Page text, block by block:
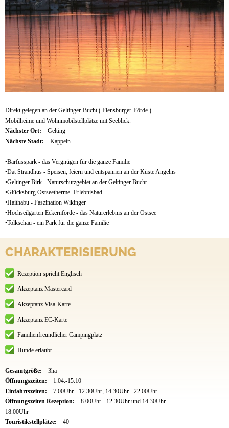
Direkt gelegen an der Geltinger-Bucht ( Flensburger-Förde )
Mobilheime und Wohnmobilstellplätze mit Seeblick.
Nächster Ort:
Gelting
Nächste Stadt:
Kappeln
•Barfusspark - das Vergnügen für die ganze Familie
•Dat Strandhus - Speisen, feiern und entspannen an der Küste Angelns
•Geltinger Birk - Naturschutzgebiet an der Geltinger Bucht
•Glücksburg Ostseetherme -Erlebnisbad
•Haithabu - Faszination Wikinger
•Hochseilgarten Eckernförde - das Naturerlebnis an der Ostsee
•Tolkschau - ein Park für die ganze Familie
CHARAKTERISIERUNG
Rezeption spricht Englisch
Akzeptanz Mastercard
Akzeptanz Visa-Karte
Akzeptanz EC-Karte
Familienfreundlicher Campingplatz
Hunde erlaubt
Gesamtgröße:
3ha
Öffnungszeiten:
1.04.-15.10
Einfahrtszeiten:
7.00Uhr - 12.30Uhr, 14.30Uhr - 22.00Uhr
Öffnungszeiten Rezeption:
8.00Uhr - 12.30Uhr und 14.30Uhr -
18.00Uhr
Touristikstellplätze:
40